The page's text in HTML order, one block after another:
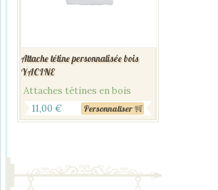
Attache tétine personnalisée bois
YACINE
Attaches tétines en bois
11,00 € Personnaliser